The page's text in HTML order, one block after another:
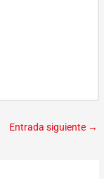
Entrada siguiente →